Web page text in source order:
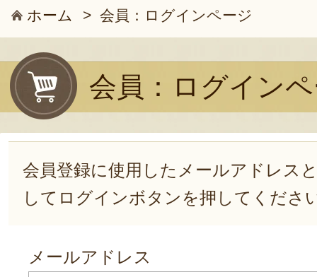
ホーム > 会員：ログインページ
会員：ログイン
会員登録に使用したメールアドレス
してログインボタンを押してくださ
メールアドレス